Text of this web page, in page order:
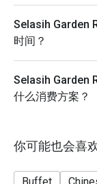
both your
Seating
The
Please show
Selasih Garden
时间？
Selasih Garden
什么消费方案？
你可能也会喜